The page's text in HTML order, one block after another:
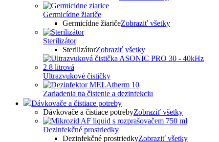
Germicídne žiariče
Germicídne žiaričeZobraziť všetky
Sterilizátor
SterilizátorZobraziť všetky
Ultrazvukové čističky
Zariadenia na čistenie a dezinfekciu
Dávkovače a čistiace potreby
Dávkovače a čistiace potrebyZobraziť všetky
Dezinfekčné prostriedky
Dezinfekčné prostriedkyZobraziť všetky